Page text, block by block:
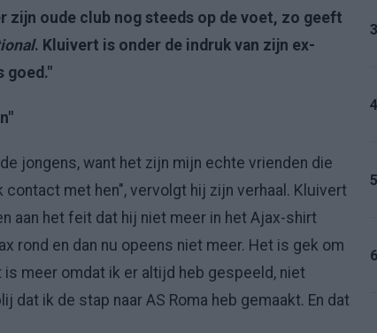
zijn oude club nog steeds op de voet, zo geeft
. Kluivert is onder de indruk van zijn ex-
goed."
jongens, want het zijn mijn echte vrienden die
contact met hen", vervolgt hij zijn verhaal. Kluivert
aan het feit dat hij niet meer in het Ajax-shirt
rond en dan nu opeens niet meer. Het is gek om
meer omdat ik er altijd heb gespeeld, niet
dat ik de stap naar AS Roma heb gemaakt. En dat